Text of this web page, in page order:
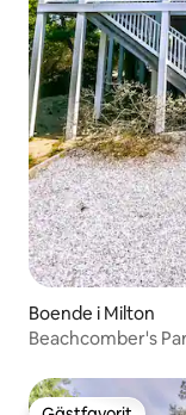
Boende i Milton
Beachcomber's